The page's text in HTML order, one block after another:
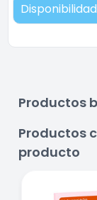
Productos
Productos
producto